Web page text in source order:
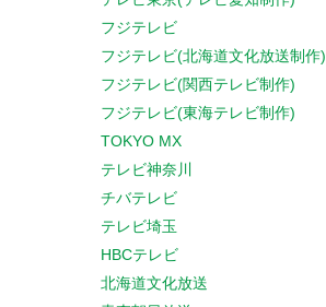
フジテレビ
フジテレビ(北海道文化放送制作)
フジテレビ(関西テレビ制作)
フジテレビ(東海テレビ制作)
TOKYO MX
テレビ神奈川
チバテレビ
テレビ埼玉
HBCテレビ
北海道文化放送